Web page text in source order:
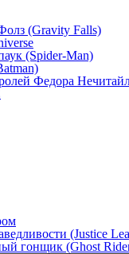
(Gravity Falls)
(Spider-Man)
Федора
(Justice
гонщик (Ghost